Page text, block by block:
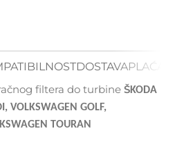
DOSTAVA
filtera do turbine ŠKODA
VOLKSWAGEN GOLF,
TOURAN